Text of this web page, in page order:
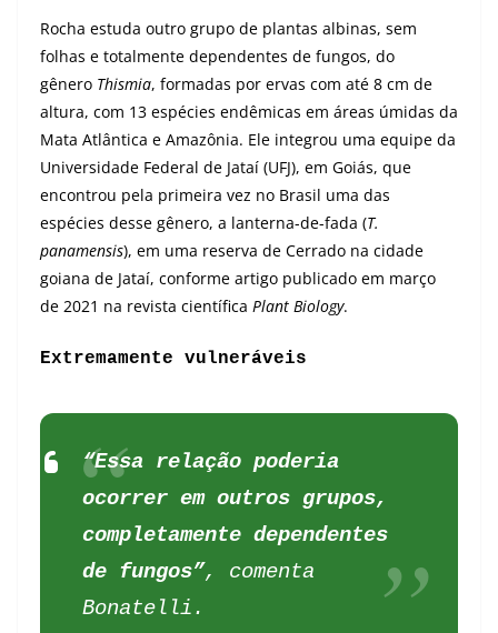
Rocha estuda outro grupo de plantas albinas, sem
folhas e totalmente dependentes de fungos, do
gênero Thismia, formadas por ervas com até 8 cm de
altura, com 13 espécies endêmicas em áreas úmidas da
Mata Atlântica e Amazônia. Ele integrou uma equipe da
Universidade Federal de Jataí (UFJ), em Goiás, que
encontrou pela primeira vez no Brasil uma das
espécies desse gênero, a lanterna-de-fada (T.
panamensis), em uma reserva de Cerrado na cidade
goiana de Jataí, conforme artigo publicado em março
de 2021 na revista científica Plant Biology.
Extremamente vulneráveis
“Essa relação poderia
ocorrer em outros grupos,
completamente dependentes
de fungos”, comenta
Bonatelli.